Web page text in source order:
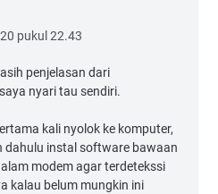
pukul 22.43
penjelasan dari
nyari tau sendiri.
kali nyolok ke komputer,
dahulu instal software bawaan
modem agar terdetekssi
kalau belum mungkin ini